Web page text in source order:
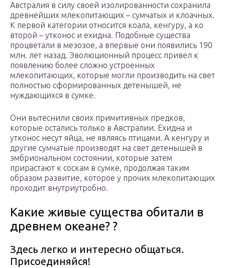
Австралия в силу своей изолированности сохранила
древнейших млекопитающих – сумчатых и клоачных.
К первой категории относится коала, кенгуру, а ко
второй – утконос и ехидна. Подобные существа
процветали в мезозое, а впервые они появились 190
млн. лет назад. Эволюционный процесс привел к
появлению более сложно устроенных
млекопитающих, которые могли производить на свет
полностью сформированных детенышей, не
нуждающихся в сумке.
Они вытеснили своих примитивных предков,
которые остались только в Австралии. Ехидна и
утконос несут яйца, не являясь птицами. А кенгуру и
другие сумчатые производят на свет детенышей в
эмбриональном состоянии, которые затем
прирастают к соскам в сумке, продолжая таким
образом развитие, которое у прочих млекопитающих
проходит внутриутробно.
Какие живые существа обитали в
древнем океане? ?
Здесь легко и интересно общаться.
Присоединяйся!